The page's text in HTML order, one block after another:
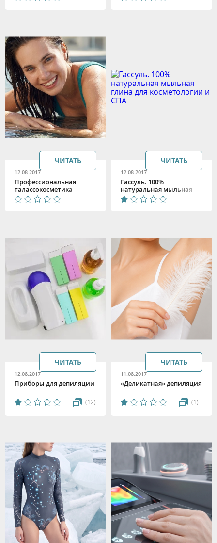
12.08.2017
Профессиональная
талассокосметика
ЧИТАТЬ
12.08.2017
Гассуль. 100%
натуральная мыльная
глина для косметологии
и СПА
ЧИТАТЬ
12.08.2017
Приборы для депиляции
(12)
ЧИТАТЬ
11.08.2017
«Деликатная» депиляция
(1)
ЧИТАТЬ